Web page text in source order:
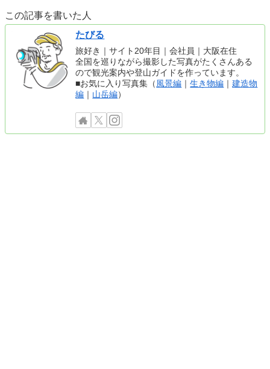
この記事を書いた人
たびる
旅好き｜サイト20年目｜会社員｜大阪在住
全国を巡りながら撮影した写真がたくさんある
ので観光案内や登山ガイドを作っています。
■お気に入り写真集（ 風景編 ｜生き物編 ｜建造物
編 ｜ 山岳編）